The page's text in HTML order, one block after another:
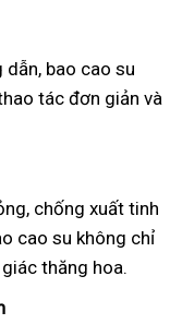
bao cao su
tác đơn giản và
chống xuất tinh
cao su không chỉ
thăng hoa.